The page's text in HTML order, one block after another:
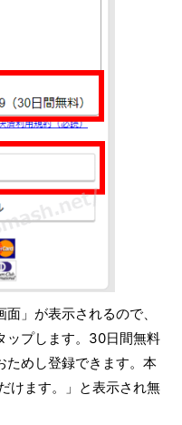
」が表示されるので、
ップします。30日間無料
ためし登録できます。本
けます。」と表示され無